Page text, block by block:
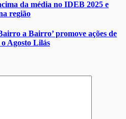
da média no IDEB 2025 e
região
a Bairro’ promove ações de
Agosto Lilás